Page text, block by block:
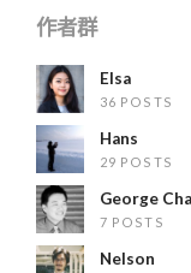
作者群
Elsa
36 POSTS
Hans
29 POSTS
George
7 POSTS
Nelson